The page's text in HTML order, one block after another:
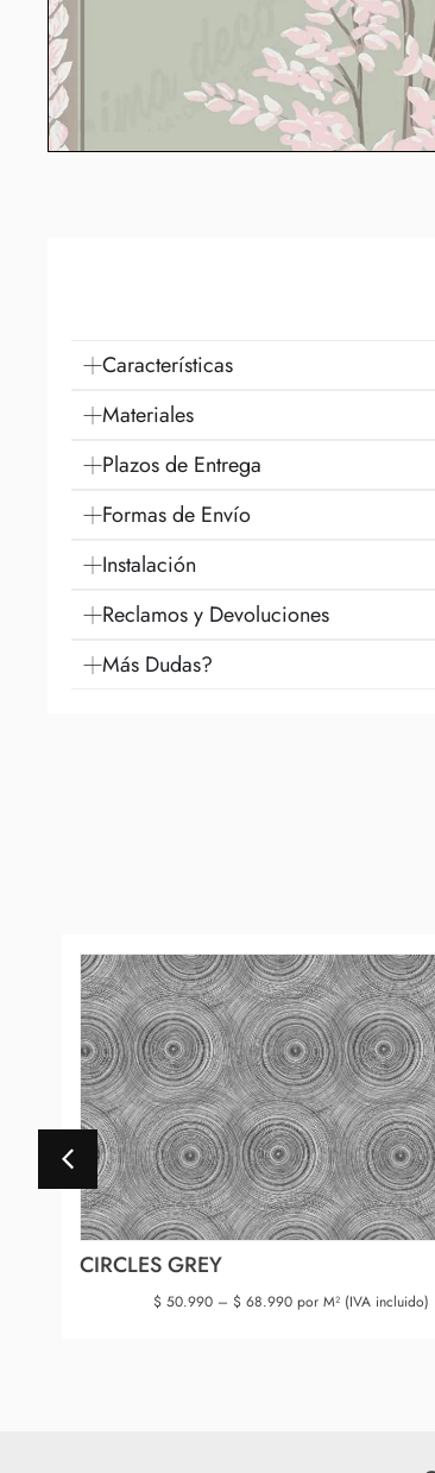
Características
Materiales
Plazos de Entrega
Formas de Envío
Instalación
Reclamos y Devoluciones
Más Dudas?
CIRCLES GREY
$ 50.990 – $ 68.990 por M² (IVA incluido)